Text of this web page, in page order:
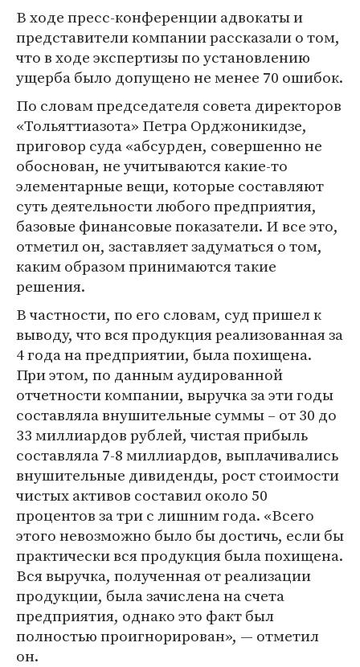
В ходе пресс-конференции адвокаты и
представители компании рассказали о том,
что в ходе экспертизы по установлению
ущерба было допущено не менее 70 ошибок.
По словам председателя совета директоров
«Тольяттиазота» Петра Орджоникидзе,
приговор суда «абсурден, совершенно не
обоснован, не учитываются какие-то
элементарные вещи, которые составляют
суть деятельности любого предприятия,
базовые финансовые показатели. И все это,
отметил он, заставляет задуматься о том,
каким образом принимаются такие
решения.
В частности, по его словам, суд пришел к
выводу, что вся продукция реализованная за
4 года на предприятии, была похищена.
При этом, по данным аудированной
отчетности компании, выручка за эти годы
составляла внушительные суммы – от 30 до
33 миллиардов рублей, чистая прибыль
составляла 7-8 миллиардов, выплачивались
внушительные дивиденды, рост стоимости
чистых активов составил около 50
процентов за три с лишним года. «Всего
этого невозможно было бы достичь, если бы
практически вся продукция была похищена.
Вся выручка, полученная от реализации
продукции, была зачислена на счета
предприятия, однако это факт был
полностью проигнорирован», — отметил
он.